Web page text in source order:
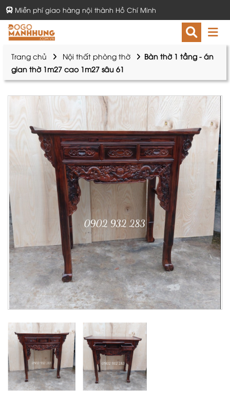
Miễn phí giao hàng nội thành Hồ Chí Minh
Trang chủ Nội thất phòng thờ
Bàn thờ 1 tầng - án
gian thờ 1m27 cao 1m27 sâu 61